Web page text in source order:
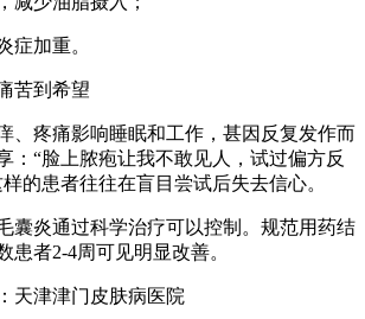
症加重。
苦到希望
、疼痛影响睡眠和工作，甚因反复发作而
：“脸上脓疱让我不敢见人，试过偏方反
的患者往往在盲目尝试后失去信心。
囊炎通过科学治疗可以控制。规范用药结
患者2-4周可见明显改善。
天津津门皮肤病医院